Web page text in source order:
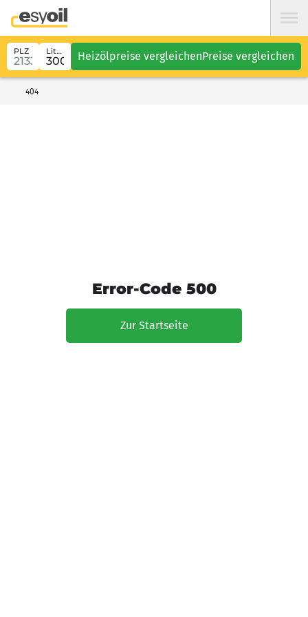
PLZ Liter Heizölpreise vergleichenPreise vergleichen
404
Error-Code 500
Zur Startseite